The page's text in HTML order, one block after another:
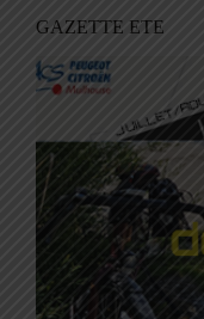
GAZETTE ETE